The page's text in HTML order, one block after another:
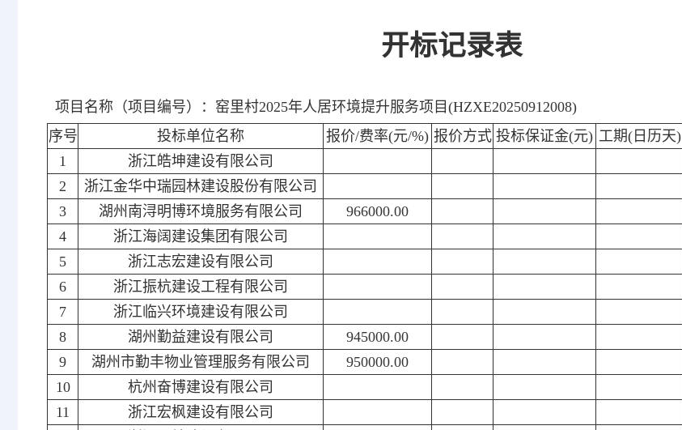
开标记录表
项目名称（项目编号）：窑里村2025年人居环境提升服务项目(HZXE20250912008)
序号
投标单位名称 报价/费率(元/%) 报价方式 投标保证金(元) 工期(日历天)
1
浙江皓坤建设有限公司
2
浙江金华中瑞园林建设股份有限公司
3
湖州南浔明博环境服务有限公司
966000.00
4
浙江海阔建设集团有限公司
5
浙江志宏建设有限公司
6
浙江振杭建设工程有限公司
7
浙江临兴环境建设有限公司
8
湖州勤益建设有限公司
945000.00
9
湖州市勤丰物业管理服务有限公司
950000.00
10
杭州奋博建设有限公司
11
浙江宏枫建设有限公司